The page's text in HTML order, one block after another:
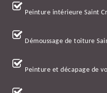
Peinture intérieure Saint
Démoussage de toiture
Peinture et décapage de